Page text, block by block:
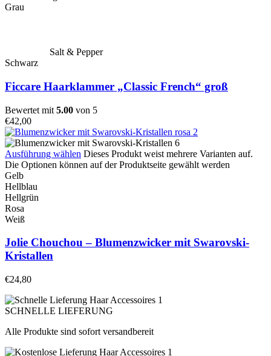
Grau
Salt & Pepper
Schwarz
Ficcare Haarklammer „Classic French“ groß
Bewertet mit 5.00 von 5
€42,00
Ausführung wählen Dieses Produkt weist mehrere Varianten auf.
Die Optionen können auf der Produktseite gewählt werden
Gelb
Hellblau
Hellgrün
Rosa
Weiß
Jolie Chouchou – Blumenzwicker mit Swarovski-
Kristallen
€24,80
SCHNELLE LIEFERUNG
Alle Produkte sind sofort versandbereit